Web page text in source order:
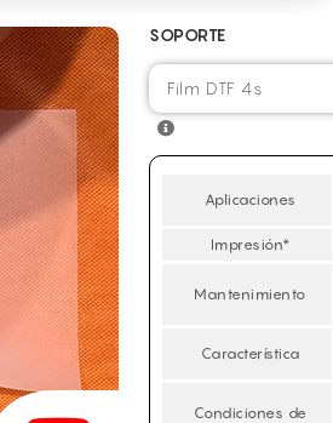
SOPORTE
Aplicaciones
Impresión*
Mantenimiento
Característica
Condiciones de